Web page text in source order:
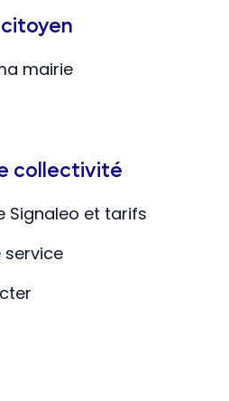
citoyen
mairie
collectivité
Signaleo et tarifs
service